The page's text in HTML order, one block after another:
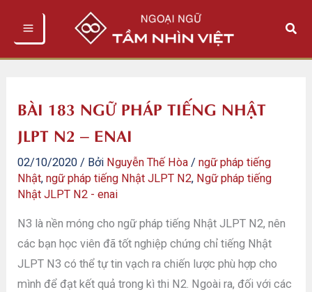
Tìm
BÀI 183 NGỮ PHÁP TIẾNG NHẬT
JLPT N2 – ENAI
02/10/2020 / Bởi Nguyễn Thế Hòa /ngữ pháp tiếng
Nhật,ngữ pháp tiếng Nhật JLPT N2, Ngữ pháp tiếng
Nhật JLPT N2 - enai
N3 là nền móng cho ngữ pháp tiếng Nhật JLPT N2, nên
các bạn học viên đã tốt nghiệp chứng chỉ tiếng Nhật
JLPT N3 có thể tự tin vạch ra chiến lược phù hợp cho
mình để đạt kết quả trong kì thi N2. Ngoài ra, đối với các